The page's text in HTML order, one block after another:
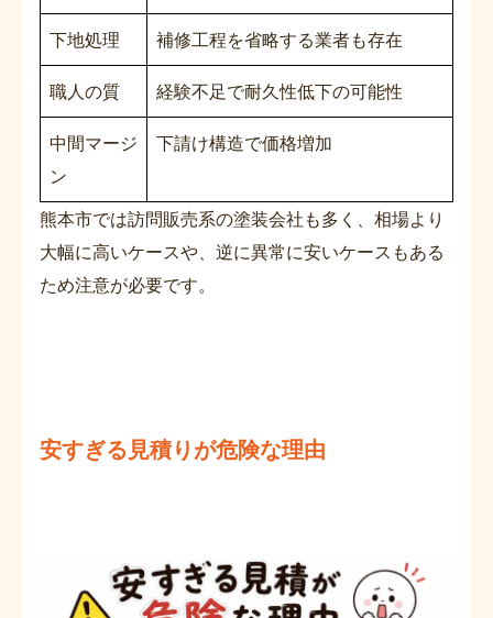
下地処理 補修工程を省略する業者も存在
職人の質 経験不足で耐久性低下の可能性
中間マージ
ン
下請け構造で価格増加
熊本市では訪問販売系の塗装会社も多く、相場より
大幅に高いケースや、逆に異常に安いケースもある
ため注意が必要です。
安すぎる見積りが危険な理由